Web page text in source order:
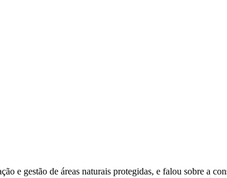
e gestão de áreas naturais protegidas, e falou sobre a